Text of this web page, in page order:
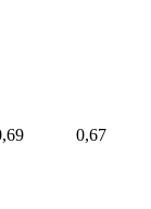
0,67